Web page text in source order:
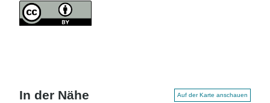
In der Nähe Auf der Karte anschauen